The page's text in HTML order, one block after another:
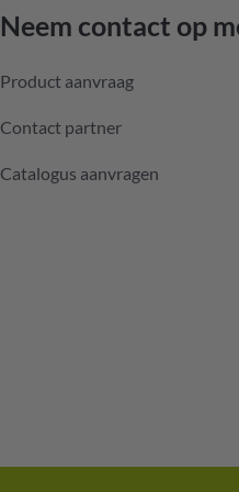
Neem contact op
Product aanvraag
Contact partner
Catalogus aanvragen